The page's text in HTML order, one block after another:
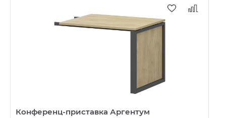
Конференц-приставка Аргентум